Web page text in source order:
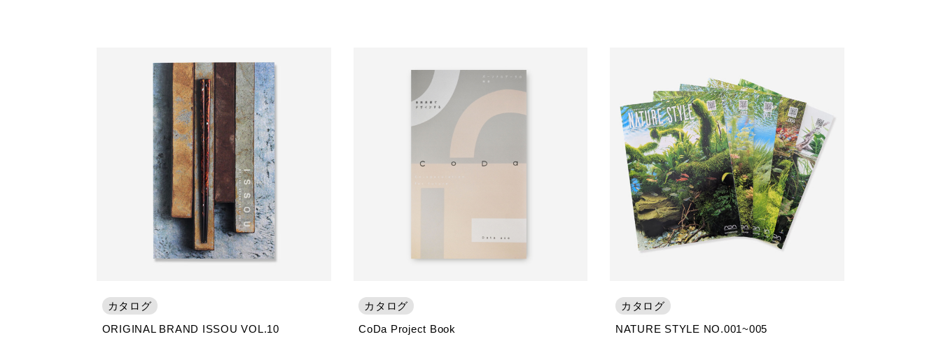
カタログ
ORIGINAL BRAND ISSOU VOL.10
カタログ
CoDa Project Book
カタログ
NATURE STYLE NO.001~005